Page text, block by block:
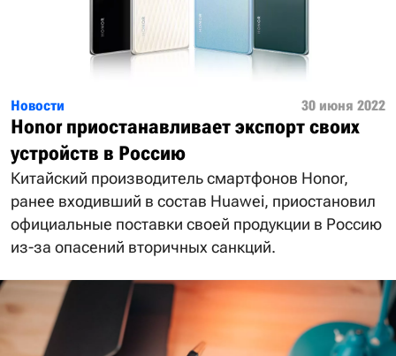
Новости 30 июня 2022
Honor приостанавливает экспорт своих
устройств в Россию
Китайский производитель смартфонов Honor,
ранее входивший в состав Huawei, приостановил
официальные поставки своей продукции в Россию
из-за опасений вторичных санкций.